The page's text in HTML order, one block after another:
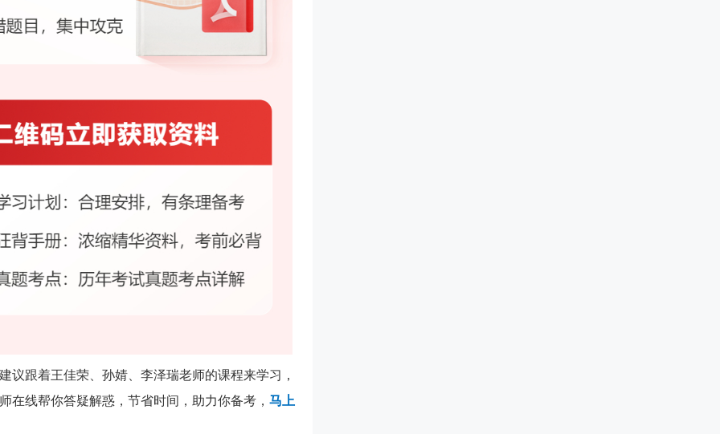
议跟着王佳荣、孙婧、李泽瑞老师的课程来学习，
在线帮你答疑解惑，节省时间，助力你备考， 马上